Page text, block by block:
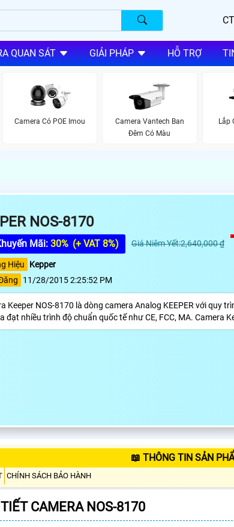
QUAN SÁT GIẢI PHÁP HỖ TRỢ
Camera Có POE Imou
Camera Vantech Ban
Đêm Có Màu
Lắp
NOS-8170
Mãi: 30% (+ VAT 8%) Giá Niêm Yết:2,640,000 ₫
Hiệu
Kepper
11/28/2015 2:25:52 PM
Keeper NOS-8170 là dòng camera Analog KEEPER với quy
đạt nhiều trình độ chuẩn quốc tế như CE, FCC, MA. Camera
📖 THÔNG TIN SẢN
CHÍNH SÁCH BẢO HÀNH
CAMERA NOS-8170